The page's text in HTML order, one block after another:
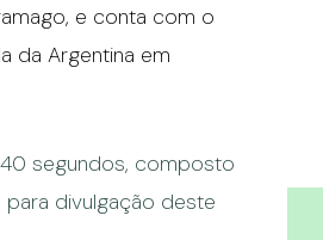
e conta com o
da Argentina em
segundos, composto
para divulgação deste